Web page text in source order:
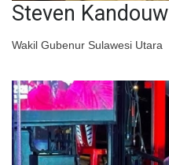
Steven Kandouw
Wakil Gubenur Sulawesi Utara